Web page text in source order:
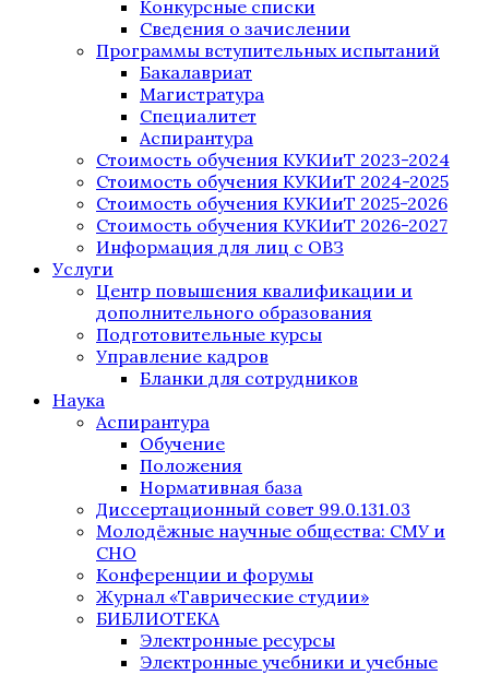
Конкурсные списки
Сведения о зачислении
Программы вступительных испытаний
Бакалавриат
Магистратура
Специалитет
Аспирантура
Стоимость обучения КУКИиТ 2023-2024
Стоимость обучения КУКИиТ 2024-2025
Стоимость обучения КУКИиТ 2025-2026
Стоимость обучения КУКИиТ 2026-2027
Информация для лиц с ОВЗ
Услуги
Центр повышения квалификации и
дополнительного образования
Подготовительные курсы
Управление кадров
Бланки для сотрудников
Наука
Аспирантура
Обучение
Положения
Нормативная база
Диссертационный совет 99.0.131.03
Молодёжные научные общества: СМУ и
СНО
Конференции и форумы
Журнал «Таврические студии»
БИБЛИОТЕКА
Электронные ресурсы
Электронные учебники и учебные